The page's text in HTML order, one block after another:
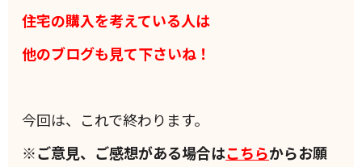
住宅の購入を考えている人は
他のブログも見て下さいね！
今回は、これで終わります。
※ご意見、ご感想がある場合はこちらからお願